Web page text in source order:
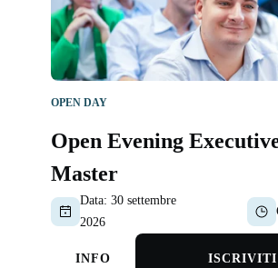
OPEN DAY
Open Evening
Master
Data: 30 settembre
2026
INFO